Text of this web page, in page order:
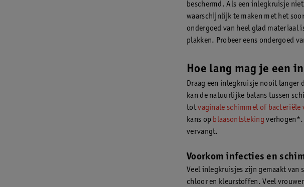
beschermd. Als een inlegkruisje
waarschijnlijk te maken met het
ondergoed van heel glad materiaal
plakken. Probeer eens ondergoed
Hoe lang mag je een
Draag een inlegkruisje nooit langer
kan de natuurlijke balans tussen
totvaginale schimmel of bacteriële
kans op blaasontsteking verhogen*.
vervangt.
Voorkom infecties en
Veel inlegkruisjes zijn gemaakt
chloor en kleurstoffen. Veel